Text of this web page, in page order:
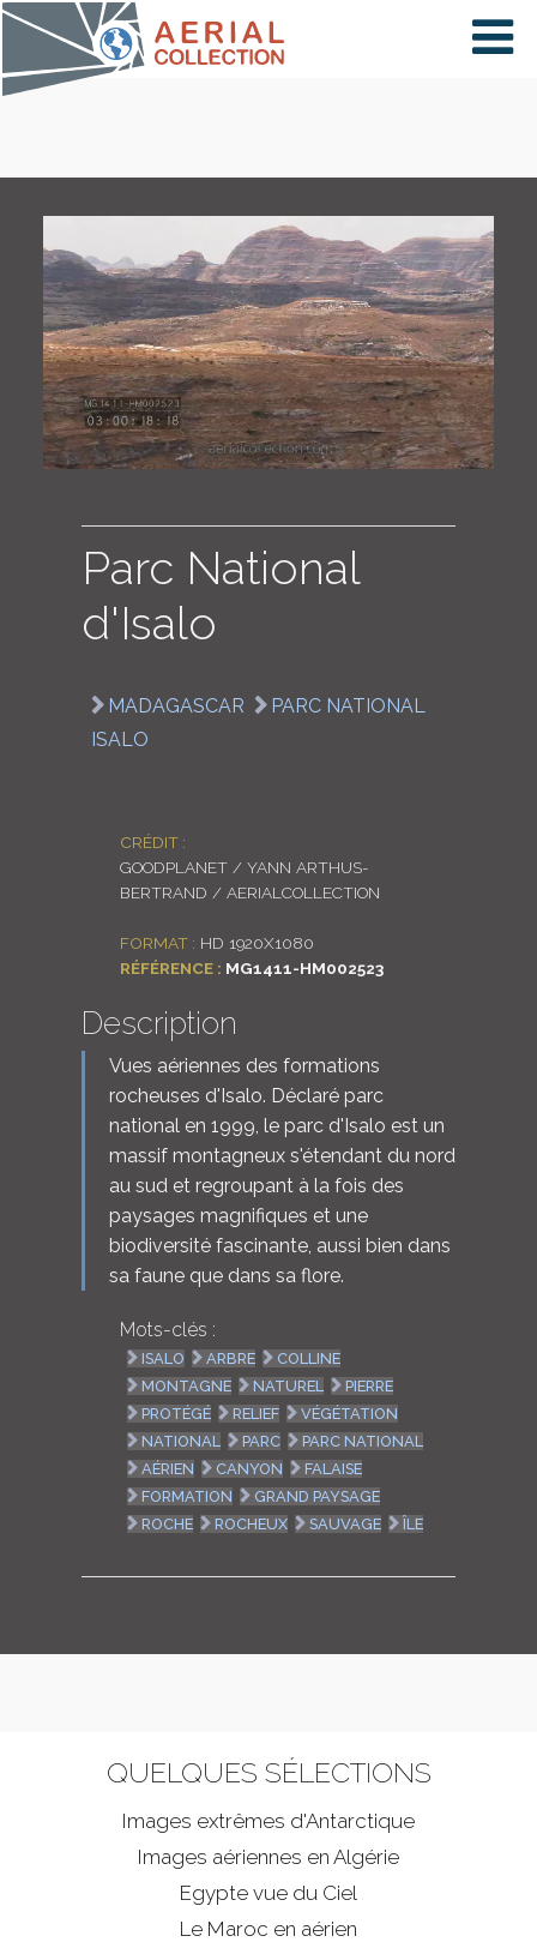
×
PAYS
CARTE
COLLECTIONS
Parc National
d'Isalo
MADAGASCAR
PARC NATIONAL
ISALO
CRÉDIT :
GOODPLANET / YANN ARTHUS-
BERTRAND / AERIALCOLLECTION
FORMAT : HD 1920X1080
RÉFÉRENCE : MG1411-HM002523
Description
Vues aériennes des formations
rocheuses d'Isalo. Déclaré parc
national en 1999, le parc d'Isalo est un
massif montagneux s'étendant du nord
au sud et regroupant à la fois des
paysages magnifiques et une
biodiversité fascinante, aussi bien dans
sa faune que dans sa flore.
Mots-clés :
ISALO ARBRE
COLLINE
MONTAGNE
NATUREL
PIERRE
PROTÉGÉ
RELIEF
VÉGÉTATION
NATIONAL
PARC
PARC NATIONAL
AÉRIEN
CANYON
FALAISE
FORMATION
GRAND PAYSAGE
ROCHE
ROCHEUX SAUVAGE ÎLE
QUELQUES SÉLECTIONS
Images extrêmes d'Antarctique
Images aériennes en Algérie
Egypte vue du Ciel
Le Maroc en aérien